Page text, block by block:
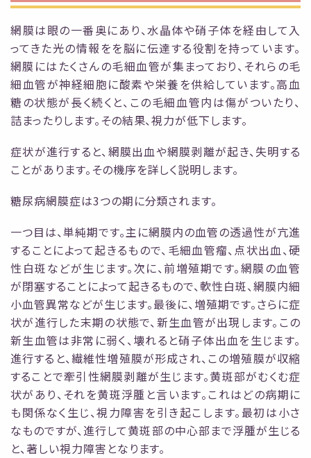
網膜は眼の一番奥にあり、水晶体や硝子体を経由して入
ってきた光の情報をを脳に伝達する役割を持っています。
網膜にはたくさんの毛細血管が集まっており、それらの毛
細血管が神経細胞に酸素や栄養を供給しています。高血
糖の状態が長く続くと、この毛細血管内は傷がついたり、
詰まったりします。その結果、視力が低下します。
症状が進行すると、網膜出血や網膜剥離が起き、失明する
ことがあります。その機序を詳しく説明します。
糖尿病網膜症は3つの期に分類されます。
一つ目は、単純期です。主に網膜内の血管の透過性が亢進
することによって起きるもので、毛細血管瘤、点状出血、硬
性白斑などが生じます。次に、前増殖期です。網膜の血管
が閉塞することによって起きるもので、軟性白斑、網膜内細
小血管異常などが生じます。最後に、増殖期です。さらに症
状が進行した末期の状態で、新生血管が出現します。この
新生血管は非常に弱く、壊れると硝子体出血を生じます。
進行すると、繊維性増殖膜が形成され、この増殖膜が収縮
することで牽引性網膜剥離が生じます。黄斑部がむくむ症
状があり、それを黄斑浮腫と言います。これはどの病期に
も関係なく生じ、視力障害を引き起こします。最初は小さ
なものですが、進行して黄斑部の中心部まで浮腫が生じる
と、著しい視力障害となります。